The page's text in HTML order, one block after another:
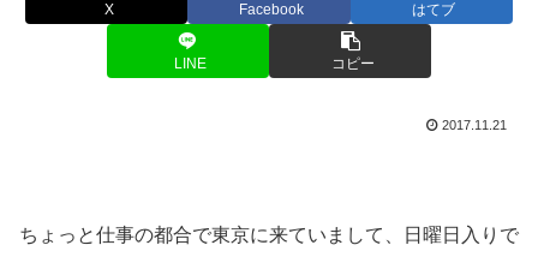
X Facebook はてブ
LINE コピー
2017.11.21
ちょっと仕事の都合で東京に来ていまして、日曜日入りで